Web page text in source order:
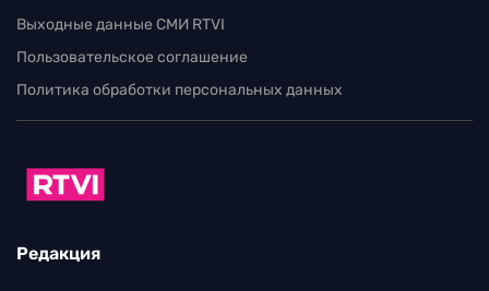
Выходные данные СМИ RTVI
Пользовательское соглашение
Политика обработки персональных данных
Редакция